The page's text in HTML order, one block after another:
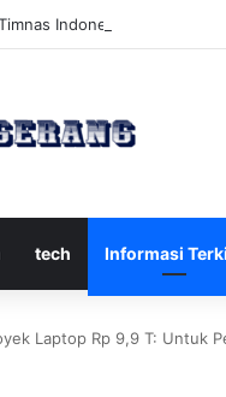
Indonesia U-17
tech Informasi
Laptop Rp 9,9 T: Untuk